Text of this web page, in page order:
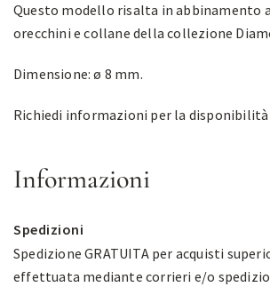
Questo modello risalta in abbinamento
orecchini e collane della collezione
Dimensione: ø 8 mm.
Richiedi informazioni per la disponibilità
Informazioni
Spedizioni
Spedizione GRATUITA per acquisti
effettuata mediante corrieri e/o